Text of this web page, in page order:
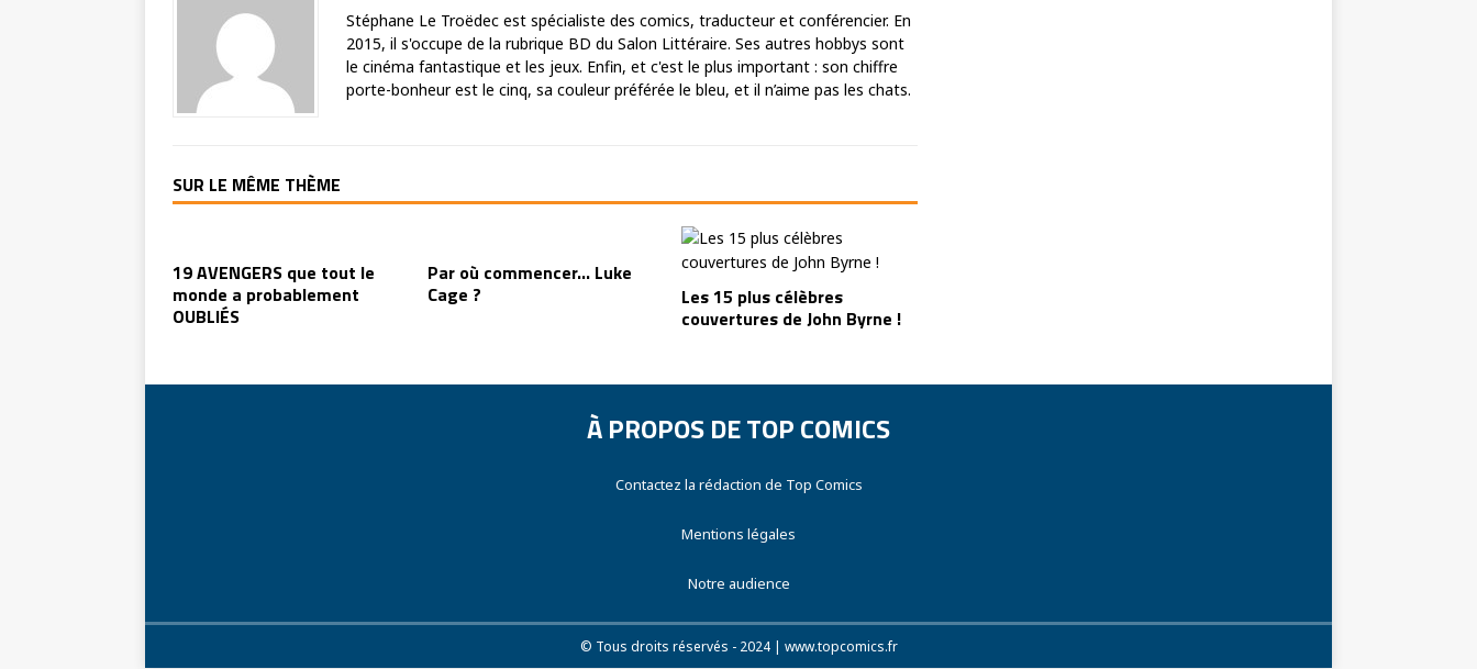
Stéphane Le Troëdec est spécialiste des comics, traducteur et conférencier. En
2015, il s'occupe de la rubrique BD du Salon Littéraire. Ses autres hobbys sont
le cinéma fantastique et les jeux. Enfin, et c'est le plus important : son chiffre
porte-bonheur est le cinq, sa couleur préférée le bleu, et il n’aime pas les chats.
SUR LE MÊME THÈME
19 AVENGERS que tout le
monde a probablement
OUBLIÉS
Par où commencer… Luke
Cage ?
Les 15 plus célèbres
couvertures de John Byrne !
À PROPOS DE TOP COMICS
Contactez la rédaction de Top Comics
Mentions légales
Notre audience
© Tous droits réservés - 2024 | www.topcomics.fr